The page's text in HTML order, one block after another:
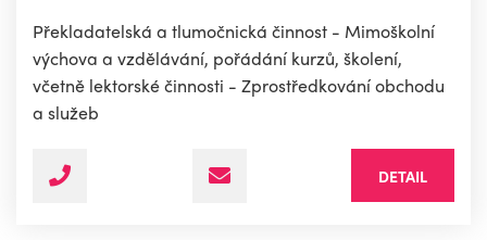
Překladatelská a tlumočnická činnost - Mimoškolní
výchova a vzdělávání, pořádání kurzů, školení,
včetně lektorské činnosti - Zprostředkování obchodu
a služeb
DETAIL